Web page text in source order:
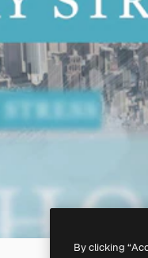
By clicking